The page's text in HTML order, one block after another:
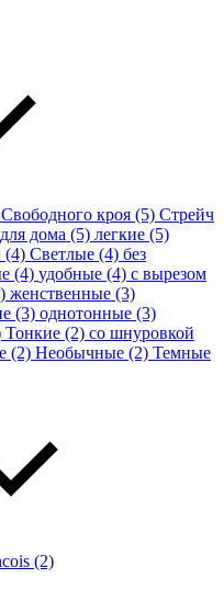
кроя (5) Стрейч
для дома (5) легкие (5)
(4) Светлые (4) без
(4) удобные (4) с вырезом
женственные (3)
(3) однотонные (3)
Тонкие (2) со шнуровкой
(2) Необычные (2) Темные
(2)